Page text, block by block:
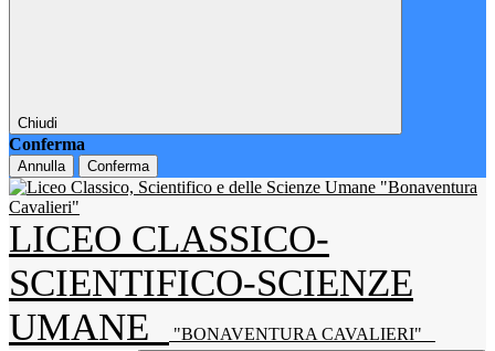
Chiudi
Conferma
Annulla Conferma
LICEO CLASSICO-
SCIENTIFICO-SCIENZE
UMANE
"BONAVENTURA CAVALIERI"